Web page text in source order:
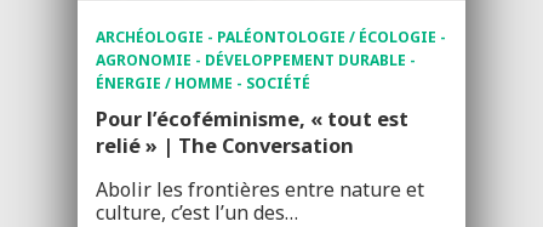
ARCHÉOLOGIE - PALÉONTOLOGIE / ÉCOLOGIE -
AGRONOMIE - DÉVELOPPEMENT DURABLE -
ÉNERGIE / HOMME - SOCIÉTÉ
Pour l’écoféminisme, « tout est
relié » | The Conversation
Abolir les frontières entre nature et
culture, c’est l’un des…